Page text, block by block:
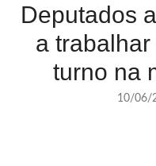
Deputados
a
turno na
10/06/